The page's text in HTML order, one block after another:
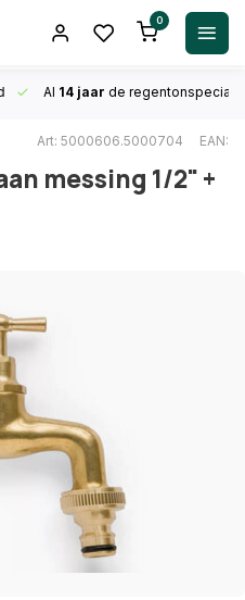
0
Al 14 jaar de
Art: 5000606.5000704 EAN:
messing 1/2" +